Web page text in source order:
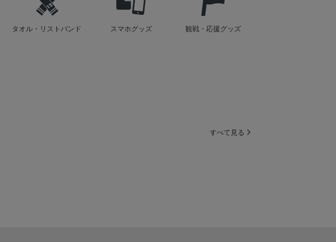
タオル・リストバンド スマホグッズ 観戦・応援グッズ
すべて見る